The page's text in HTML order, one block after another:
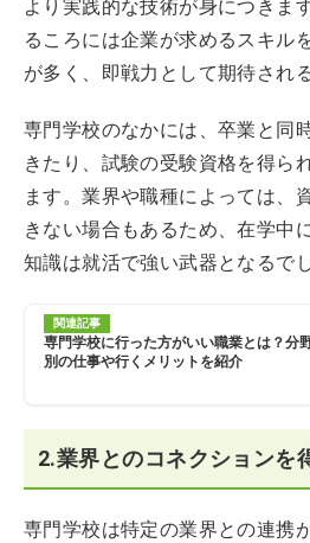
より実践的な技術が身につきま
るころには企業が求めるスキル
が多く、即戦力として期待され
専門学校のなかには、卒業と同
きたり、試験の受験資格を得ら
ます。業界や職種によっては、
きない場合もあるため、在学中
知識は就活で強い武器となるで
関連記事
専門学校に行った方がいい職業とは？分
別の仕事や行くメリットを紹介
2.業界とのコネクションを
専門学校は特定の業界との連携